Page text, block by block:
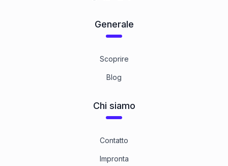
Generale
Scoprire
Blog
Chi siamo
Contatto
Impronta